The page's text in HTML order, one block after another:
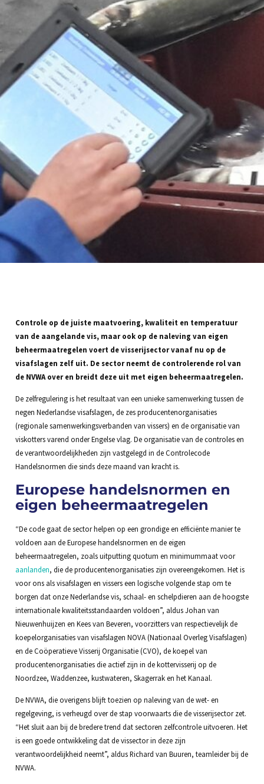
Controle op de juiste maatvoering, kwaliteit en temperatuur
van de aangelande vis, maar ook op de naleving van eigen
beheermaatregelen voert de visserijsector vanaf nu op de
visafslagen zelf uit. De sector neemt de controlerende rol van
de NVWA over en breidt deze uit met eigen beheermaatregelen.
De zelfregulering is het resultaat van een unieke samenwerking tussen de
negen Nederlandse visafslagen, de zes producentenorganisaties
(regionale samenwerkingsverbanden van vissers) en de organisatie van
viskotters varend onder Engelse vlag. De organisatie van de controles en
de verantwoordelijkheden zijn vastgelegd in de Controlecode
Handelsnormen die sinds deze maand van kracht is.
Europese handelsnormen en
eigen beheermaatregelen
“De code gaat de sector helpen op een grondige en efficiënte manier te
voldoen aan de Europese handelsnormen en de eigen
beheermaatregelen, zoals uitputting quotum en minimummaat voor
aanlanden, die de producentenorganisaties zijn overeengekomen. Het is
voor ons als visafslagen en vissers een logische volgende stap om te
borgen dat onze Nederlandse vis, schaal- en schelpdieren aan de hoogste
internationale kwaliteitsstandaarden voldoen”, aldus Johan van
Nieuwenhuijzen en Kees van Beveren, voorzitters van respectievelijk de
koepelorganisaties van visafslagen NOVA (Nationaal Overleg Visafslagen)
en de Coöperatieve Visserij Organisatie (CVO), de koepel van
producentenorganisaties die actief zijn in de kottervisserij op de
Noordzee, Waddenzee, kustwateren, Skagerrak en het Kanaal.
De NVWA, die overigens blijft toezien op naleving van de wet- en
regelgeving, is verheugd over de stap voorwaarts die de visserijsector zet.
“Het sluit aan bij de bredere trend dat sectoren zelfcontrole uitvoeren. Het
is een goede ontwikkeling dat de vissector in deze zijn
verantwoordelijkheid neemt”, aldus Richard van Buuren, teamleider bij de
NVWA.